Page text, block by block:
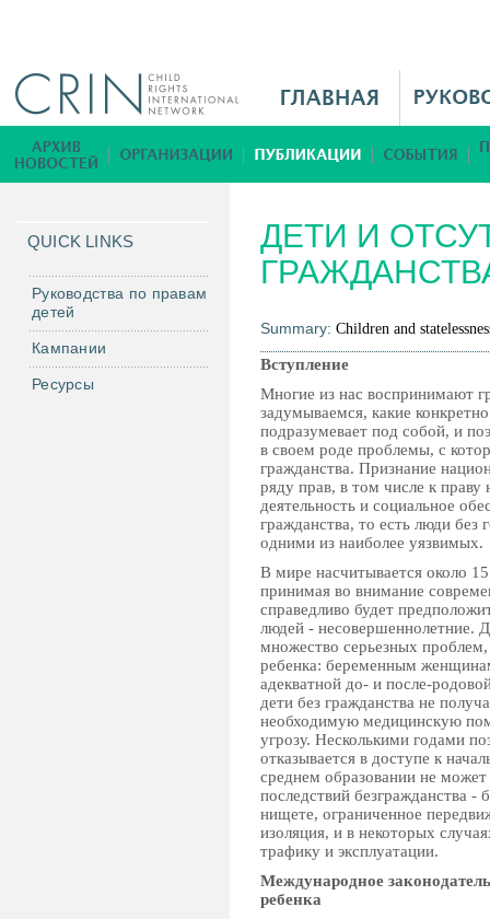
i
n
e
n
R
Б
и
ДЕТИ И
Summary: Children and
Вступление
Многие из нас воспринимают
задумываемся, какие
подразумевает под собой, и
в своем роде проблемы, с
гражданства. Признание
ряду прав, в том числе к праву
деятельность и социальное
гражданства, то есть люди без
одними из наиболее уязвимых.
В мире насчитывается около
принимая во внимание
справедливо будет
людей - несовершеннолетние.
множество серьезных
ребенка: беременным
адекватной до- и после-
дети без гражданства не
необходимую медицинскую
угрозу. Несколькими годами
отказывается в доступе к
среднем образовании не
последствий безгражданства -
нищете, ограниченное
изоляция, и в некоторых
трафику и эксплуатации.
Международное
ребенка
QUICK LINKS
Руководства по правам
детей
Кампании
Ресурсы